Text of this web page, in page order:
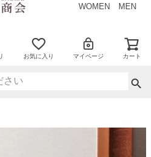
WOMEN MEN
お気に入り マイページ カート